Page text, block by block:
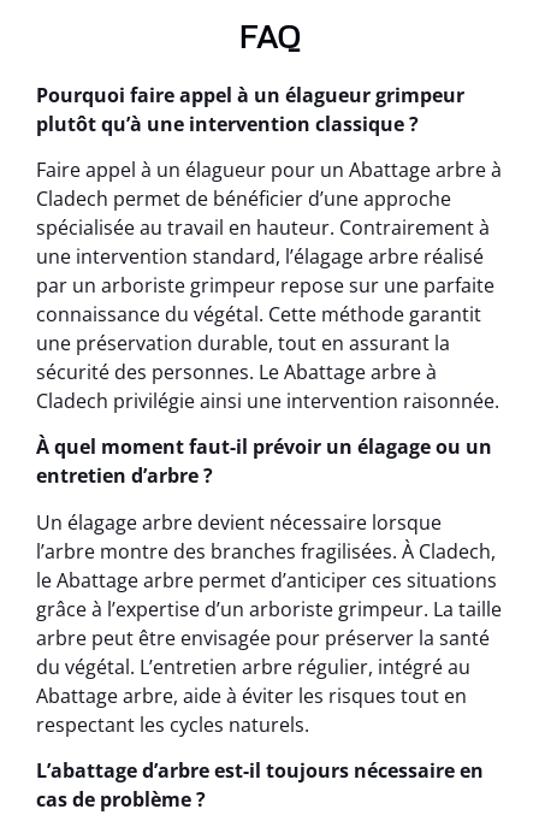
FAQ
Pourquoi faire appel à un élagueur grimpeur
plutôt qu’à une intervention classique ?
Faire appel à un élagueur pour un Abattage arbre à
Cladech permet de bénéficier d’une approche
spécialisée au travail en hauteur. Contrairement à
une intervention standard, l’élagage arbre réalisé
par un arboriste grimpeur repose sur une parfaite
connaissance du végétal. Cette méthode garantit
une préservation durable, tout en assurant la
sécurité des personnes. Le Abattage arbre à
Cladech privilégie ainsi une intervention raisonnée.
À quel moment faut-il prévoir un élagage ou un
entretien d’arbre ?
Un élagage arbre devient nécessaire lorsque
l’arbre montre des branches fragilisées. À Cladech,
le Abattage arbre permet d’anticiper ces situations
grâce à l’expertise d’un arboriste grimpeur. La taille
arbre peut être envisagée pour préserver la santé
du végétal. L’entretien arbre régulier, intégré au
Abattage arbre, aide à éviter les risques tout en
respectant les cycles naturels.
L’abattage d’arbre est-il toujours nécessaire en
cas de problème ?